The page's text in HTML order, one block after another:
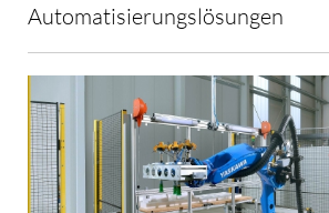
Automatisierungslösungen